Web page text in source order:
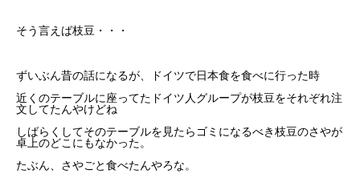
そう言えば枝豆・・・
ずいぶん昔の話になるが、ドイツで日本食を食べに行った時
近くのテーブルに座ってたドイツ人グループが枝豆をそれぞれ注
文してたんやけどね
しばらくしてそのテーブルを見たらゴミになるべき枝豆のさやが
卓上のどこにもなかった。
たぶん、さやごと食べたんやろな。